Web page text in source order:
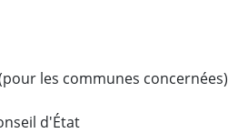
les communes concernées)
d'État